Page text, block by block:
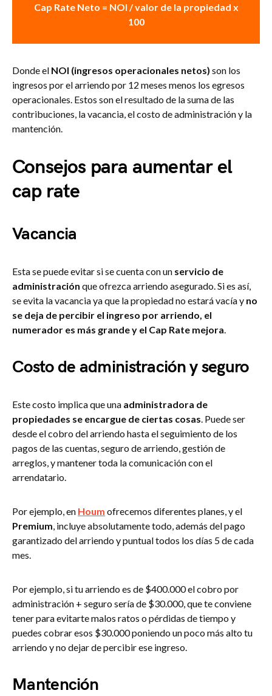
Cap Rate Neto = NOI / valor de la propiedad x
100
Donde el NOI (ingresos operacionales netos) son los
ingresos por el arriendo por 12 meses menos los egresos
operacionales. Estos son el resultado de la suma de las
contribuciones, la vacancia, el costo de administración y la
mantención.
Consejos para aumentar el
cap rate
Vacancia
Esta se puede evitar si se cuenta con un servicio de
administración que ofrezca arriendo asegurado. Si es así,
se evita la vacancia ya que la propiedad no estará vacía y no
se deja de percibir el ingreso por arriendo, el
numerador es más grande y el Cap Rate mejora.
Costo de administración y seguro
Este costo implica que una administradora de
propiedades se encargue de ciertas cosas. Puede ser
desde el cobro del arriendo hasta el seguimiento de los
pagos de las cuentas, seguro de arriendo, gestión de
arreglos, y mantener toda la comunicación con el
arrendatario.
Por ejemplo, en Houm ofrecemos diferentes planes, y el
Premium, incluye absolutamente todo, además del pago
garantizado del arriendo y puntual todos los días 5 de cada
mes.
Por ejemplo, si tu arriendo es de $400.000 el cobro por
administración + seguro sería de $30.000, que te conviene
tener para evitarte malos ratos o pérdidas de tiempo y
puedes cobrar esos $30.000 poniendo un poco más alto tu
arriendo y no dejar de percibir ese ingreso.
Mantención